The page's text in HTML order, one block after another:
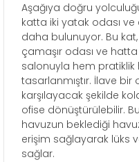
Aşağıya doğru
katta iki yatak odası
daha bulunuyor. Bu
çamaşır odası ve
salonuyla hem
tasarlanmıştır. İlave bir
karşılayacak şekilde
ofise dönüştürülebilir.
havuzun beklediği
erişim sağlayarak lüks
sağlar.